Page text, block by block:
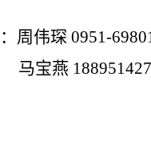
周伟琛 0951-
马宝燕